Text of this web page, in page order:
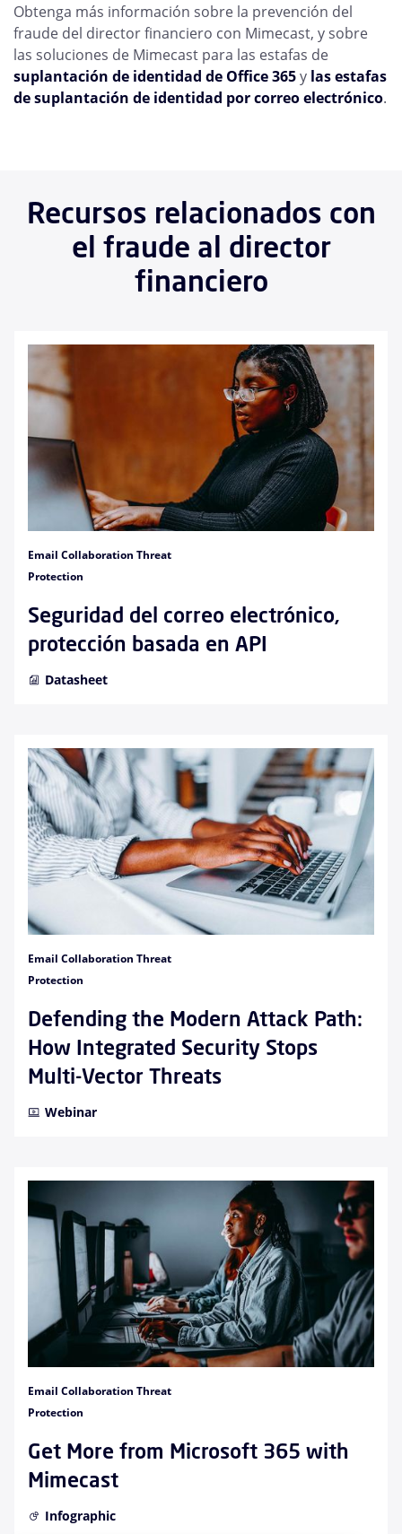
Obtenga más información sobre la prevención del
fraude del director financiero con Mimecast, y sobre
las soluciones de Mimecast para las estafas de
suplantación de identidad de Office 365y las estafas
de suplantación de identidad por correo electrónico.
Recursos relacionados con
el fraude al director
financiero
Email Collaboration Threat
Protection
Seguridad del correo electrónico,
protección basada en API
Datasheet
Email Collaboration Threat
Protection
Defending the Modern Attack Path:
How Integrated Security Stops
Multi-Vector Threats
Webinar
Email Collaboration Threat
Protection
Get More from Microsoft 365 with
Mimecast
Infographic